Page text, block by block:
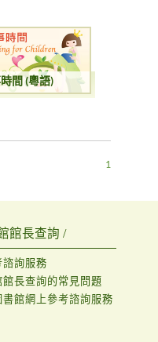
間 (粵語)
1
館長查詢 /
諮詢服務
館長查詢的常見問題
書館網上參考諮詢服務